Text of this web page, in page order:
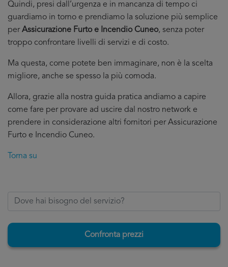
Quindi, presi dall’urgenza e in mancanza di tempo ci
guardiamo in torno e prendiamo la soluzione più semplice
perAssicurazione Furto e Incendio Cuneo, senza poter
troppo confrontare livelli di servizi e di costo.
Ma questa, come potete ben immaginare, non è la scelta
migliore, anche se spesso la più comoda.
Allora, grazie alla nostra guida pratica andiamo a capire
come fare per provare ad uscire dal nostro network e
prendere in considerazione altri fornitori per Assicurazione
Furto e Incendio Cuneo.
Torna su
Confronta prezzi